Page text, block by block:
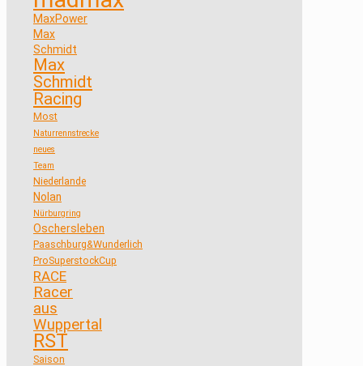
MaxPower
Max
Schmidt
Max
Schmidt
Racing
Most
Naturrennstrecke
neues
Team
Niederlande
Nolan
Nürburgring
Oschersleben
Paaschburg&Wunderlich
ProSuperstockCup
RACE
Racer
aus
Wuppertal
RST
Saison